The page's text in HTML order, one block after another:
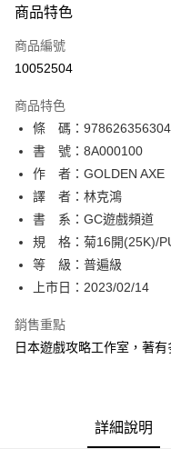
信用卡一次付款
超商取貨付款
相關說明
【關於「AFTEE先享後付」】
AFTEE先享後付是「在收到商
便利好安心！
１．簡單：不需註冊會員、不
２．便利：只要手機號碼，簡
３．安心：先確認商品／服務
【「AFTEE先享後付」結帳流
１．於結帳方式選擇「AFTEE
結帳頁面，進行簡訊認證並確
２．訂單成立數日內，您將收
ATM／網路銀行／等多元方式
※ 請注意：結帳手續完成當下
客戶支援中心」https://
ATM付款
運送方式
全家取貨付款
每筆NT$80，滿NT$500(含
付款後全家取貨
每筆NT$80，滿NT$500(含
商品特色
商品編號
10052504
商品特色
條 碼：
書 號：8A000100
作 者：GOLDEN AXE
譯 者：林克鴻
書 系：GC遊戲頻道
規 格：菊16開(25K)/
等 級：普遍級
上市日：2023/02/14
銷售重點
日本遊戲攻略工作室，著
詳細說明